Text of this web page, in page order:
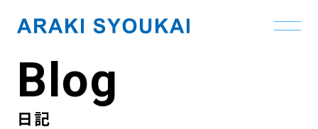
contentBlog
日記